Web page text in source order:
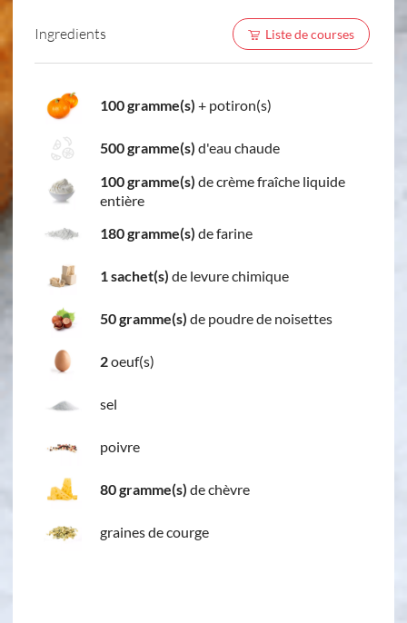
Ingredients Liste de courses
100 gramme(s) + potiron(s)
500 gramme(s) d'eau chaude
100 gramme(s) de crème fraîche liquide
entière
180 gramme(s) de farine
1 sachet(s) de levure chimique
50 gramme(s) de poudre de noisettes
2oeuf(s)
sel
poivre
80 gramme(s) de chèvre
graines de courge